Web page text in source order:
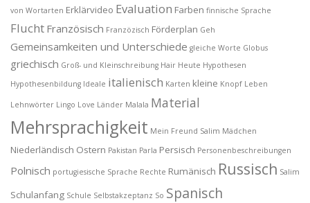
von Wortarten Erklärvideo Evaluation Farben finnische Sprache
Flucht Französisch Franzözisch Förderplan Geh
Gemeinsamkeiten und Unterschiede gleiche Worte Globus
griechisch Groß- und Kleinschreibung Hair Heute Hypothesen
Hypothesenbildung Ideale italienisch Karten kleine Knopf Leben
Lehnwörter Lingo Love Länder Malala Material
Mehrsprachigkeit Mein Freund Salim Mädchen
Niederländisch Ostern Pakistan Parla Persisch Personenbeschreibungen
Polnisch portugiesische Sprache Rechte Rumänisch Russisch Salim
Schulanfang Schule Selbstakzeptanz So Spanisch